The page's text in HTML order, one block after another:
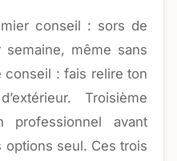
conseil : sors de
même sans
conseil : fais relire ton
Troisième
avant
options seul. Ces trois